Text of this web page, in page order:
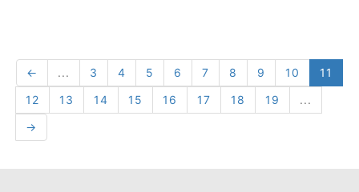
← ... 3 4 5 6 7 8 9 10
11
12
13 14 15 16 17 18 19
...
→